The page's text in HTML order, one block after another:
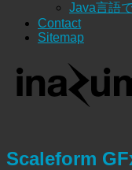
Java言語
Contact
Sitemap
Scaleform